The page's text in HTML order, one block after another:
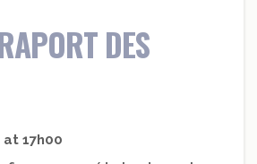
DES
at 17h00